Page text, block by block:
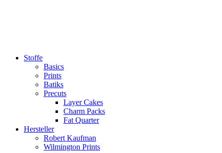
Stoffe
Basics
Prints
Batiks
Precuts
Layer Cakes
Charm Packs
Fat Quarter
Hersteller
Robert Kaufman
Wilmington Prints